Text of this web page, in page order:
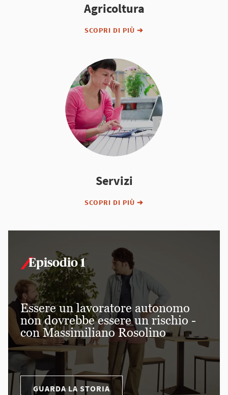
Agricoltura
SCOPRI DI PIÙ ➔
Servizi
SCOPRI DI PIÙ ➔
Episodio 1
Essere un lavoratore autonomo
non dovrebbe essere un rischio -
con Massimiliano Rosolino
GUARDA LA STORIA